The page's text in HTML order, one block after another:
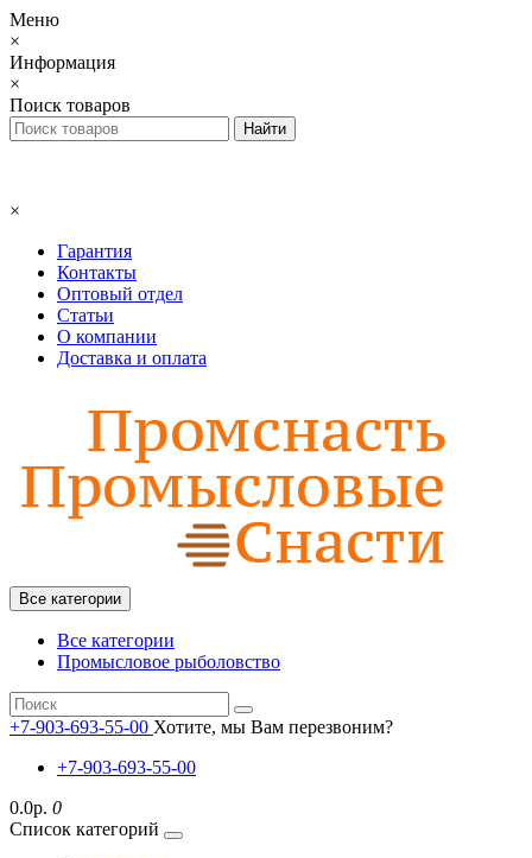
Меню
×
Информация
×
Поиск товаров
×
Гарантия
Контакты
Оптовый отдел
Статьи
О компании
Доставка и оплата
Все категории
Все категории
Промысловое рыболовство
+7-903-693-55-00 Хотите, мы Вам перезвоним?
+7-903-693-55-00
0.0р. 0
Список категорий